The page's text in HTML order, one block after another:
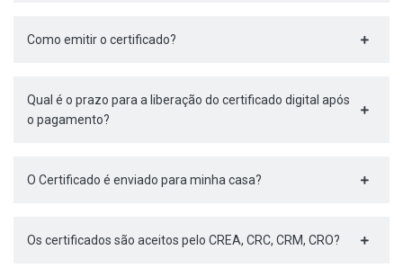
Como emitir o certificado?
Qual é o prazo para a liberação do certificado digital após
o pagamento?
O Certificado é enviado para minha casa?
Os certificados são aceitos pelo CREA, CRC, CRM, CRO?